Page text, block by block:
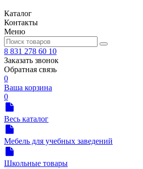
Каталог
Контакты
Меню
8 831 278 60 10
Заказать звонок
Обратная связь
0
Ваша корзина
0
Весь каталог
Мебель для учебных заведений
Школьные товары